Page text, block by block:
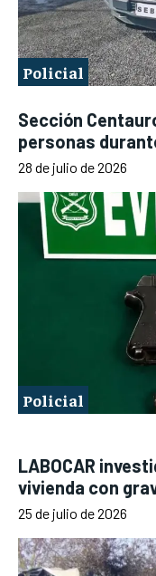
Policial
Sección
personas
28 de julio de 2026
Policial
LABOCAR
vivienda con
25 de julio de 2026